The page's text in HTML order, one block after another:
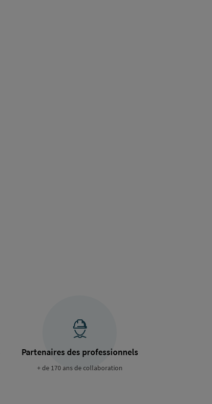
Partenaires des professionnels
+ de 170 ans de collaboration